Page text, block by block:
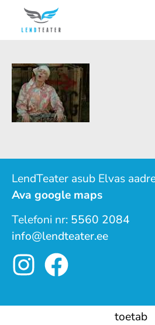
LendTeater asub Elvas
Ava google maps
Telefoni nr: 5560 2084
info@lendteater.ee
toetab